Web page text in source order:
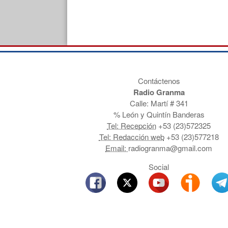
Contáctenos
Radio Granma
Calle: Martí # 341
% León y Quintín Banderas
Tel: Recepción +53 (23)572325
Tel: Redacción web+53 (23)577218
Email: radiogranma@gmail.com
Social